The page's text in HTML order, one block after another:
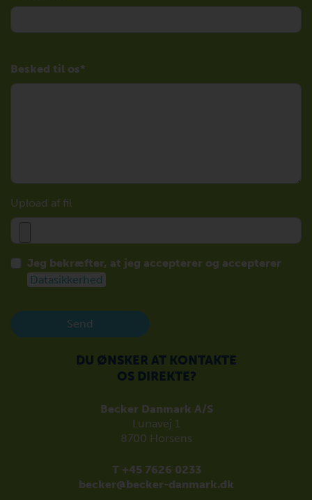
Besked til os
Upload af fil
Jeg bekræfter, at jeg accepterer og accepterer
Datasikkerhed
Send
DU ØNSKER AT KONTAKTE
OS DIREKTE?
Becker Danmark A/S
Lunavej 1
8700 Horsens
T +45 7626 0233
becker@becker-danmark.dk